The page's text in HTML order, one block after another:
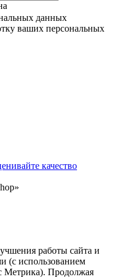
данных
ваших персональных
работы сайта и
(с использованием
Метрика). Продолжая